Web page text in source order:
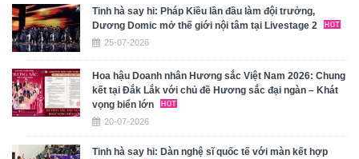
Tinh hà say hi: Pháp Kiều lần đầu làm đội trưởng,
Dương Domic mở thế giới nội tâm tại Livestage 2
25-07-2026
Hoa hậu Doanh nhân Hương sắc Việt Nam 2026: Chung
kết tại Đắk Lắk với chủ đề Hương sắc đại ngàn – Khát
vọng biển lớn
20-07-2026
Tinh hà say hi: Dàn nghệ sĩ quốc tế với màn kết hợp